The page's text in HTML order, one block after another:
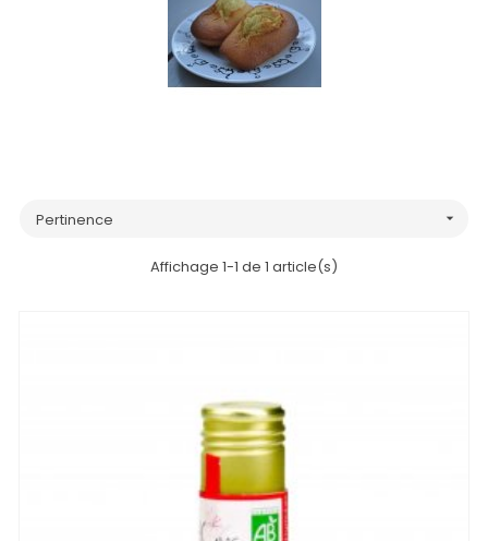
Pertinence 
Affichage 1-1 de 1 article(s)